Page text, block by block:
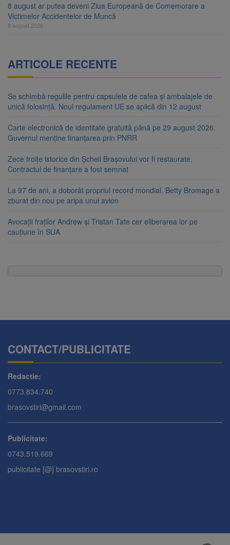
8 august ar putea deveni Ziua Europeană de Comemorare a
Victimelor Accidentelor de Muncă
8 august 2026
ARTICOLE RECENTE
Se schimbă regulile pentru capsulele de cafea și ambalajele de
unică folosință. Noul regulament UE se aplică din 12 august
Carte electronică de identitate gratuită până pe 29 august 2026.
Guvernul menține finanțarea prin PNRR
Zece troițe istorice din Șcheii Brașovului vor fi restaurate.
Contractul de finanțare a fost semnat
La 97 de ani, a doborât propriul record mondial. Betty Bromage a
zburat din nou pe aripa unui avion
Avocații fraților Andrew și Tristan Tate cer eliberarea lor pe
cauțiune în SUA
CONTACT/PUBLICITATE
Redactie:
0773.834.740
brasovstiri@gmail.com
Publicitate:
0743.519.669
publicitate [@] brasovstiri.ro